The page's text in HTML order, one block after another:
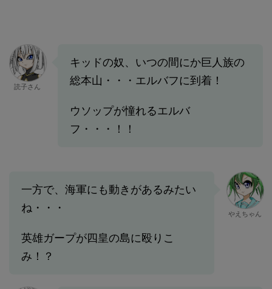
読子さん
キッドの奴、いつの間にか巨人族の
総本山・・・エルバフに到着！
ウソップが憧れるエルバ
フ・・・！！
一方で、海軍にも動きがあるみたい
ね・・・
英雄ガープが四皇の島に殴りこ
み！？
やえちゃん